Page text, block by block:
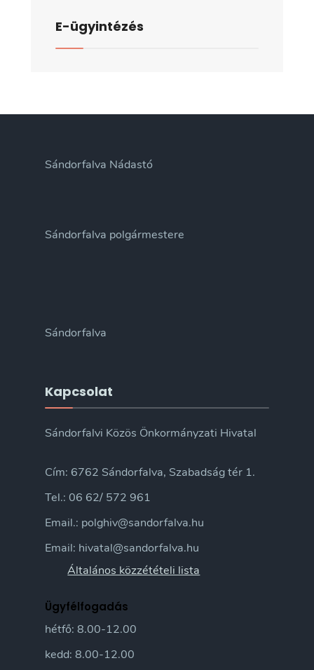
E-ügyintézés
Sándorfalva Nádastó
Sándorfalva polgármestere
Sándorfalva
Kapcsolat
Sándorfalvi Közös Önkormányzati Hivatal
Cím: 6762 Sándorfalva, Szabadság tér 1.
Tel.: 06 62/ 572 961
Email.: polghiv@sandorfalva.hu
Email: hivatal@sandorfalva.hu
Általános közzétételi lista
Ügyfélfogadás
hétfő: 8.00-12.00
kedd: 8.00-12.00